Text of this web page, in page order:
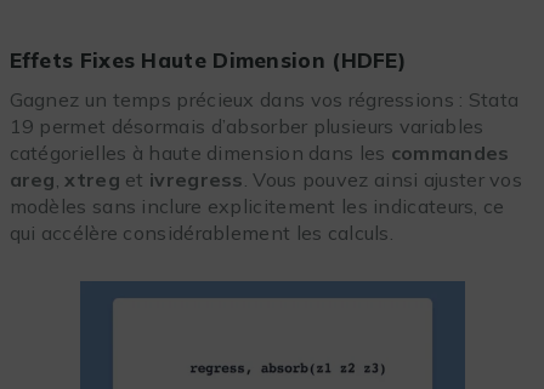
Effets Fixes Haute Dimension (HDFE)
Gagnez un temps précieux dans vos régressions : Stata
19 permet désormais d’absorber plusieurs variables
catégorielles à haute dimension dans les commandes
areg xtreg et ivregress . Vous pouvez ainsi ajuster vos
modèles sans inclure explicitement les indicateurs, ce
qui accélère considérablement les calculs.